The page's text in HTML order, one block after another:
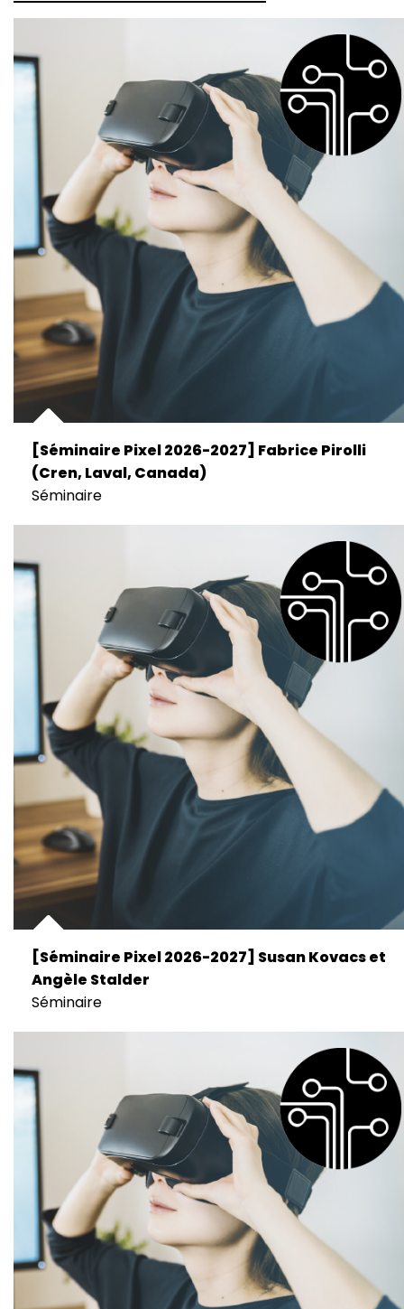
[Séminaire Pixel 2026-2027] Fabrice Pirolli
(Cren, Laval, Canada)
Séminaire
[Séminaire Pixel 2026-2027] Susan Kovacs et
Angèle Stalder
Séminaire